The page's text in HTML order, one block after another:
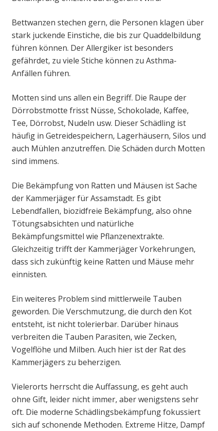
Bettwanzen stechen gern, die Personen klagen über
stark juckende Einstiche, die bis zur Quaddelbildung
führen können. Der Allergiker ist besonders
gefährdet, zu viele Stiche können zu Asthma-
Anfällen führen.
Motten sind uns allen ein Begriff. Die Raupe der
Dörrobstmotte frisst Nüsse, Schokolade, Kaffee,
Tee, Dörrobst, Nudeln usw. Dieser Schädling ist
häufig in Getreidespeichern, Lagerhäusern, Silos und
auch Mühlen anzutreffen. Die Schäden durch Motten
sind immens.
Die Bekämpfung von Ratten und Mäusen ist Sache
der Kammerjäger für Assamstadt. Es gibt
Lebendfallen, biozidfreie Bekämpfung, also ohne
Tötungsabsichten und natürliche
Bekämpfungsmittel wie Pflanzenextrakte.
Gleichzeitig trifft der Kammerjäger Vorkehrungen,
dass sich zukünftig keine Ratten und Mäuse mehr
einnisten.
Ein weiteres Problem sind mittlerweile Tauben
geworden. Die Verschmutzung, die durch den Kot
entsteht, ist nicht tolerierbar. Darüber hinaus
verbreiten die Tauben Parasiten, wie Zecken,
Vogelflöhe und Milben. Auch hier ist der Rat des
Kammerjägers zu beherzigen.
Vielerorts herrscht die Auffassung, es geht auch
ohne Gift, leider nicht immer, aber wenigstens sehr
oft. Die moderne Schädlingsbekämpfung fokussiert
sich auf schonende Methoden. Extreme Hitze, Dampf